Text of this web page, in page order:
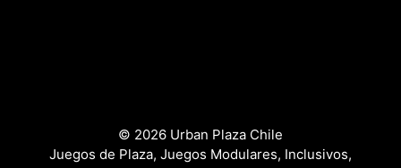
© 2026 Urban Plaza Chile
Juegos de Plaza, Juegos Modulares, Inclusivos,